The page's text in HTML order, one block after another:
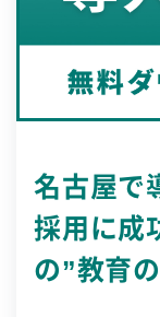
名古屋で
採用に成
の”教育